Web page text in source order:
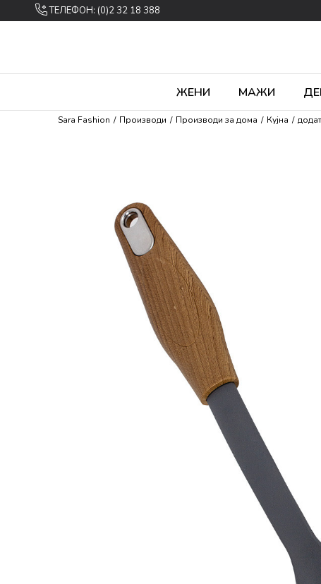
ТЕЛЕФОН: (0)2 32 18 388
ЖЕНИ МАЖИ
Sara Fashion Производи Производи за дома Кујна